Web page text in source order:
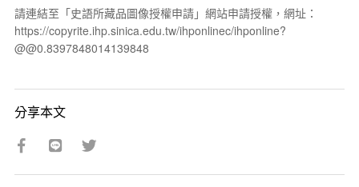
請連結至「史語所藏品圖像授權申請」網站申請授權，網址：
https://copyrite.ihp.sinica.edu.tw/ihponlinec/ihponline?
@@0.8397848014139848
分享本文